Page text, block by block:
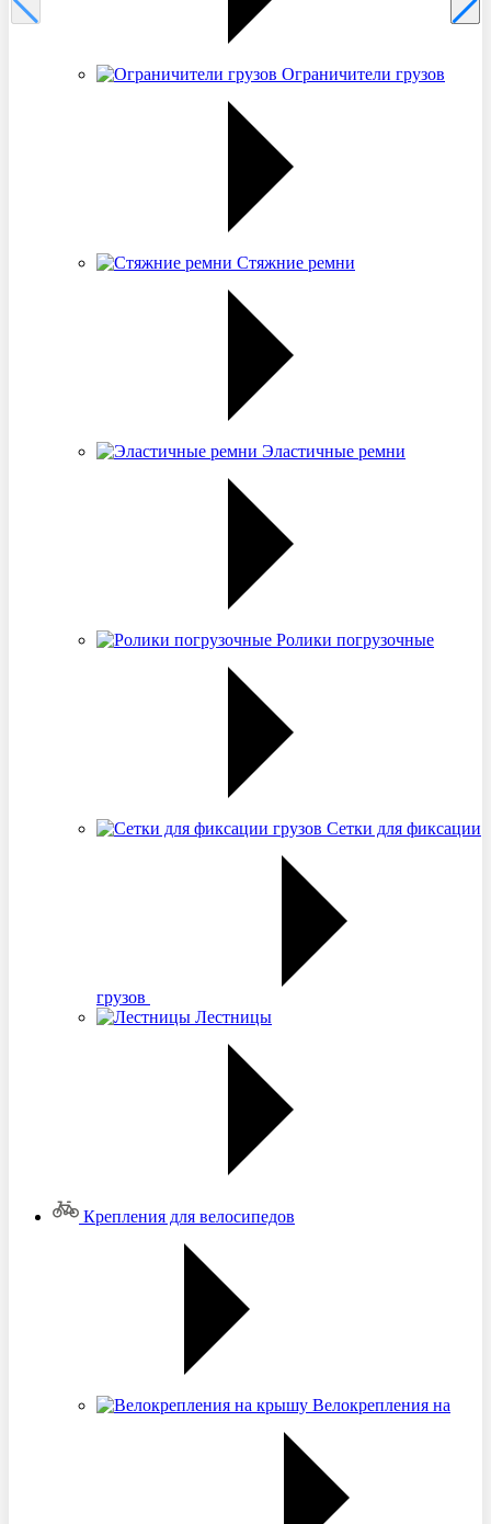
Ограничители грузов
Стяжние ремни
Эластичные ремни
Ролики погрузочные
Сетки для фиксации
грузов
Лестницы
Крепления для велосипедов
Велокрепления на